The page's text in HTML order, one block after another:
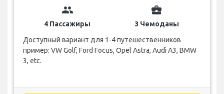
group
4 Пассажиры
business_center
3 Чемоданы
Доступный вариант для 1-4 путешественников
пример: VW Golf, Ford Focus, Opel Astra, Audi A3, BMW
3, etc.